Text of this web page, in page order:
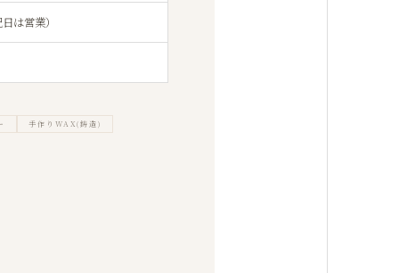
は営業）
手作りWAX(鋳造)